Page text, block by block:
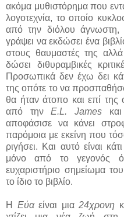
ακόμα μυθιστόρημα που
λογοτεχνία, το οποίο
από την διόλου
γράψει να εκδώσει ένα
στους θαυμαστές της
δώσει διθυραμβικές
Προσωπικά δεν έχω δει
της οπότε το να
θα ήταν άτοπο και επί
από τηνE.L. James
αποφάσισε να κάνει
παρόμοια με εκείνη που
ριγήσει. Και αυτό είναι
μόνο από το γεγονός
ευχαριστήριο σημείωμα
το ίδιο το βιβλίο.
Η Εύαείναι μια24χρονη